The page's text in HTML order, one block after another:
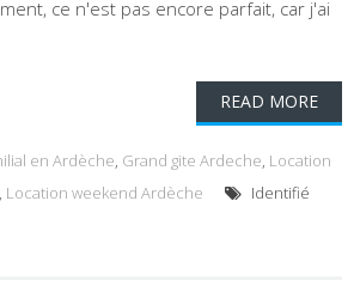
ce n'est pas encore parfait, car j'ai
READ MORE
en Ardèche, Grand gite Ardeche, Location
, Location weekend Ardèche
Identifié